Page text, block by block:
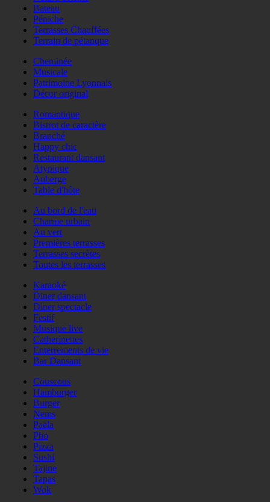
Bateau
Péniche
Terrasses Chauffées
Terrain de pétanque
Cheminée
Musicale
Patrimoine Lyonnais
Décor original
Romantique
Bistrot de caractère
Branché
Happy chic
Restaurant dansant
Atypique
Auberge
Table d'hôte
Au bord de l'eau
Charme urbain
Au vert
Premières terrasses
Terrasses secrètes
Toutes les terrasses
Karaoké
Diner dansant
Diner spectacle
Festif
Musique live
Catherinettes
Enterrements de vie
Bar Dansant
Couscous
Hamburger
Burger
Nems
Paëla
Phö
Pizza
Sushi
Tajine
Tapas
Wok